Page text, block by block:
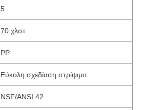
5
70 χλστ
PP
Εύκολη σχεδίαση στρίψιμο
NSF/ANSI 42